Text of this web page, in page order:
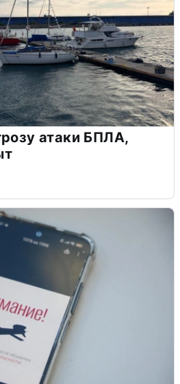
атаки БПЛА,